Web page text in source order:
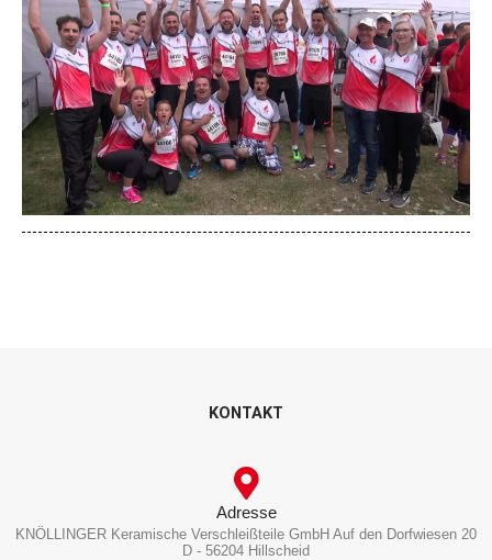
KONTAKT
Adresse
KNÖLLINGER Keramische Verschleißteile GmbH Auf den Dorfwiesen 20
D - 56204 Hillscheid